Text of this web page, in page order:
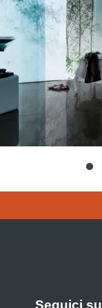
Seguici su